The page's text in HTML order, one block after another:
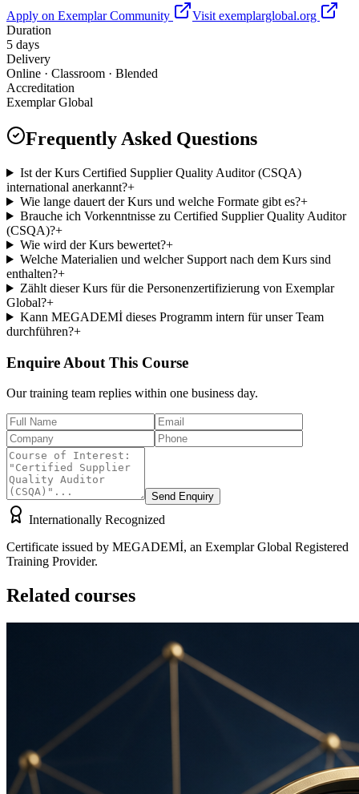
Apply on Exemplar Community
Visit exemplarglobal.org
Duration
5 days
Delivery
Online · Classroom · Blended
Accreditation
Exemplar Global
Frequently Asked Questions
Ist der Kurs Certified Supplier Quality Auditor (CSQA)
international anerkannt?+
Wie lange dauert der Kurs und welche Formate gibt es?+
Brauche ich Vorkenntnisse zu Certified Supplier Quality Auditor
(CSQA)?+
Wie wird der Kurs bewertet?+
Welche Materialien und welcher Support nach dem Kurs sind
enthalten?+
Zählt dieser Kurs für die Personenzertifizierung von Exemplar
Global?+
Kann MEGADEMİ dieses Programm intern für unser Team
durchführen?+
Enquire About This Course
Our training team replies within one business day.
Send Enquiry
Internationally Recognized
Certificate issued by MEGADEMİ, an Exemplar Global Registered
Training Provider.
Related courses